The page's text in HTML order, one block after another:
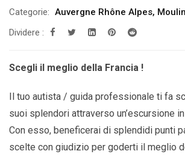
Categorie: Auvergne Rhône Alpes,
Dividere :
Scegli il meglio della Francia !
Il tuo autista / guida professionale ti fa
suoi splendori attraverso un’escursione
Con esso, beneficerai di splendidi punti
scelte con giudizio per goderti il ​​meglio